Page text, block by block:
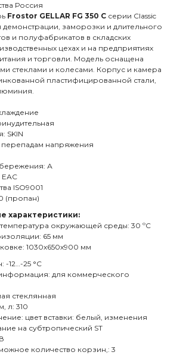
Россия
Frostor GELLAR FG 350 C серии Classic
демонстрации, заморозки и длительного
и полуфабрикатов в складских
цехах и на предприятиях
и торговли. Модель оснащена
стеклами и колесами. Корпус и камера
пластифицированной стали,
SKIN
перепадам напряжения
А
ЕАС
ISO9001
(пропан)
характеристики:
окружающей среды: 30 ºC
65 мм
1030х650х900 мм
-12…-25 °С
для коммерческого
стеклянная
л: 310
цвет вставки: белый, изменения
на субтропический ST
количество корзин,: 3